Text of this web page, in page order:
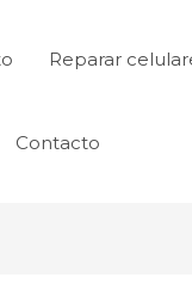
Reparar
Contacto